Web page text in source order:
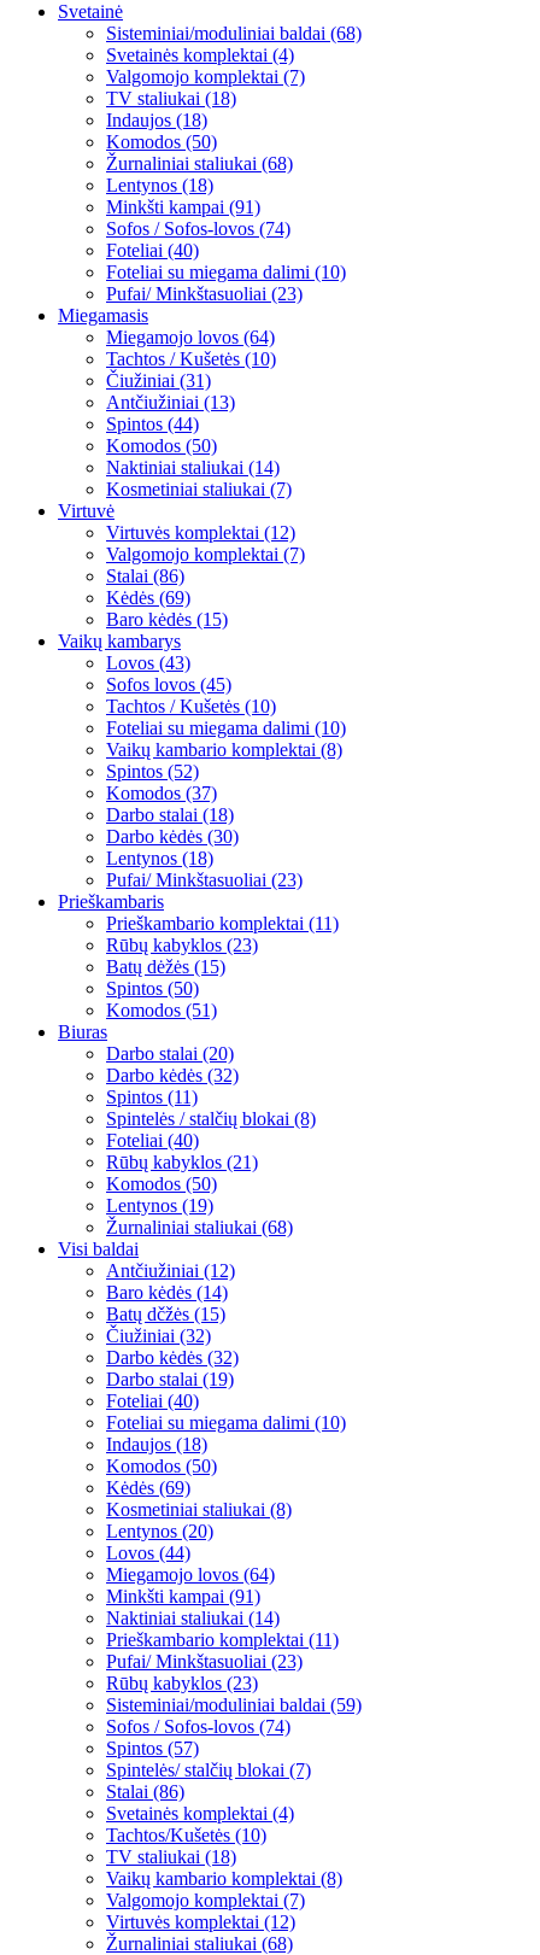
Svetainė
Sisteminiai/moduliniai baldai (68)
Svetainės komplektai (4)
Valgomojo komplektai (7)
TV staliukai (18)
Indaujos (18)
Komodos (50)
Žurnaliniai staliukai (68)
Lentynos (18)
Minkšti kampai (91)
Sofos / Sofos-lovos (74)
Foteliai (40)
Foteliai su miegama dalimi (10)
Pufai/ Minkštasuoliai (23)
Miegamasis
Miegamojo lovos (64)
Tachtos / Kušetės (10)
Čiužiniai (31)
Antčiužiniai (13)
Spintos (44)
Komodos (50)
Naktiniai staliukai (14)
Kosmetiniai staliukai (7)
Virtuvė
Virtuvės komplektai (12)
Valgomojo komplektai (7)
Stalai (86)
Kėdės (69)
Baro kėdės (15)
Vaikų kambarys
Lovos (43)
Sofos lovos (45)
Tachtos / Kušetės (10)
Foteliai su miegama dalimi (10)
Vaikų kambario komplektai (8)
Spintos (52)
Komodos (37)
Darbo stalai (18)
Darbo kėdės (30)
Lentynos (18)
Pufai/ Minkštasuoliai (23)
Prieškambaris
Prieškambario komplektai (11)
Rūbų kabyklos (23)
Batų dėžės (15)
Spintos (50)
Komodos (51)
Biuras
Darbo stalai (20)
Darbo kėdės (32)
Spintos (11)
Spintelės / stalčių blokai (8)
Foteliai (40)
Rūbų kabyklos (21)
Komodos (50)
Lentynos (19)
Žurnaliniai staliukai (68)
Visi baldai
Antčiužiniai (12)
Baro kėdės (14)
Batų dčžės (15)
Čiužiniai (32)
Darbo kėdės (32)
Darbo stalai (19)
Foteliai (40)
Foteliai su miegama dalimi (10)
Indaujos (18)
Komodos (50)
Kėdės (69)
Kosmetiniai staliukai (8)
Lentynos (20)
Lovos (44)
Miegamojo lovos (64)
Minkšti kampai (91)
Naktiniai staliukai (14)
Prieškambario komplektai (11)
Pufai/ Minkštasuoliai (23)
Rūbų kabyklos (23)
Sisteminiai/moduliniai baldai (59)
Sofos / Sofos-lovos (74)
Spintos (57)
Spintelės/ stalčių blokai (7)
Stalai (86)
Svetainės komplektai (4)
Tachtos/Kušetės (10)
TV staliukai (18)
Vaikų kambario komplektai (8)
Valgomojo komplektai (7)
Virtuvės komplektai (12)
Žurnaliniai staliukai (68)